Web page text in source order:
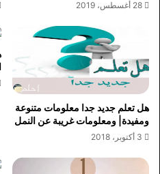
28 أغسطس، 2019
هل تعلم جديد جدا معلومات متنوعة
ومفيدة| ومعلومات غريبة عن النمل
3 أكتوبر، 2018